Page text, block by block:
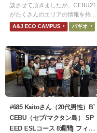
談させて頂きましたが、CEBU21
がたくさんのエリアの情報を持た
れている印象でしたので利用させ
ていただきました。
A&J ECO CAMPUS バギオ
#685 Kaitoさん（20代男性）B`
CEBU（セブ/マクタン島） SP
EED ESLコース 8週間| フィリ